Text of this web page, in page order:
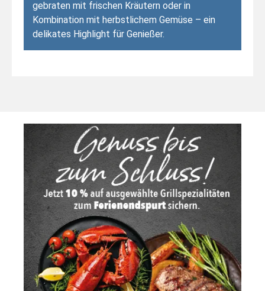
gebraten mit frischen Kräutern oder in
Kombination mit herbstlichem Gemüse – ein
delikates Highlight für Genießer.